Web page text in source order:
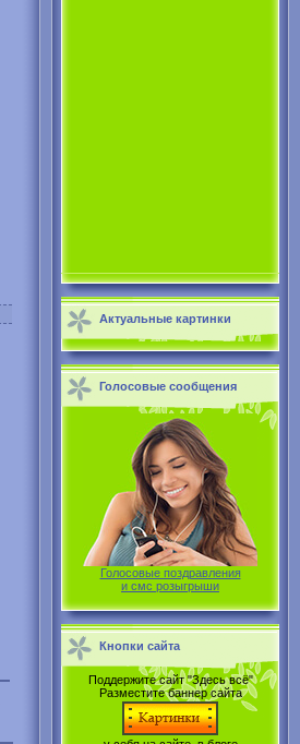
Актуальные картинки
Голосовые сообщения
Голосовые поздравления
и смс розыгрыши
Кнопки сайта
Поддержите сайт "Здесь всё"
Разместите баннер сайта